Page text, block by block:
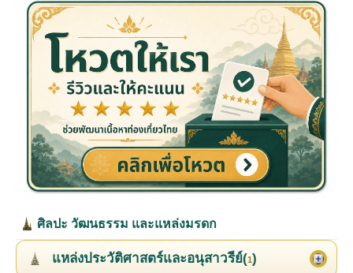
ศิลปะ วัฒนธรรม และแหล่งมรดก
แหล่งประวัติศาสตร์และอนุสาวรีย์(1)